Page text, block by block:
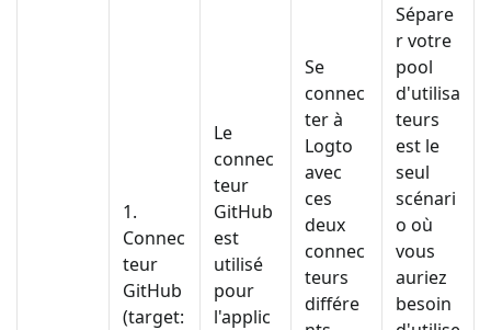
1.
Connec
teur
GitHub
(target:
Le
connec
teur
GitHub
est
utilisé
pour
l'applic
Se
connec
ter à
Logto
avec
ces
deux
connec
teurs
différe
Sépare
r votre
pool
d'utilisa
teurs
est le
seul
scénari
o où
vous
auriez
besoin